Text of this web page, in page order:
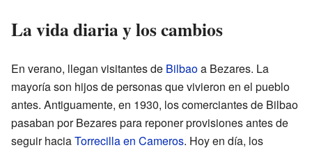
La vida diaria y los cambios
En verano, llegan visitantes de Bilbaoa Bezares. La
mayoría son hijos de personas que vivieron en el pueblo
antes. Antiguamente, en 1930, los comerciantes de Bilbao
pasaban por Bezares para reponer provisiones antes de
seguir haciaTorrecilla en Cameros. Hoy en día, los